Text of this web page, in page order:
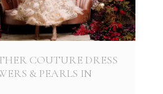
COUTURE DRESS
& PEARLS IN